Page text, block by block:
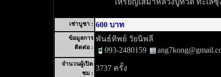
เหรียญเสมาหลวงปู่ทวด ทะเลซุ
เช่าบูชา : 600 บาท
ข้อมูลการ
ติดต่อ :
พันธ์ทิพย์ วัยนิพลี
093-2480159
จำนวนผู้เปิด
ชม :
3737 ครั้ง